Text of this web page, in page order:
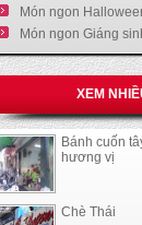
Món ngon
Món ngon Giáng
XEM
Bánh cuốn
hương vị
Chè Thái